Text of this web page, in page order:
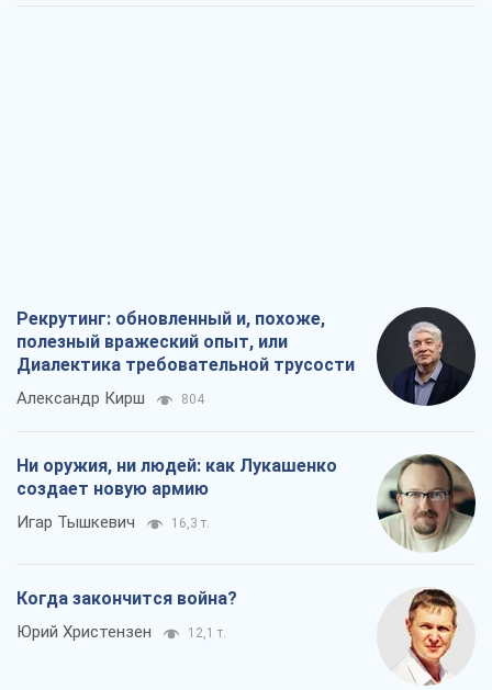
Рекрутинг: обновленный и, похоже,
полезный вражеский опыт, или
Диалектика требовательной трусости
Александр Кирш 804
Ни оружия, ни людей: как Лукашенко
создает новую армию
Игар Тышкевич 16,3 т.
Когда закончится война?
Юрий Христензен 12,1 т.